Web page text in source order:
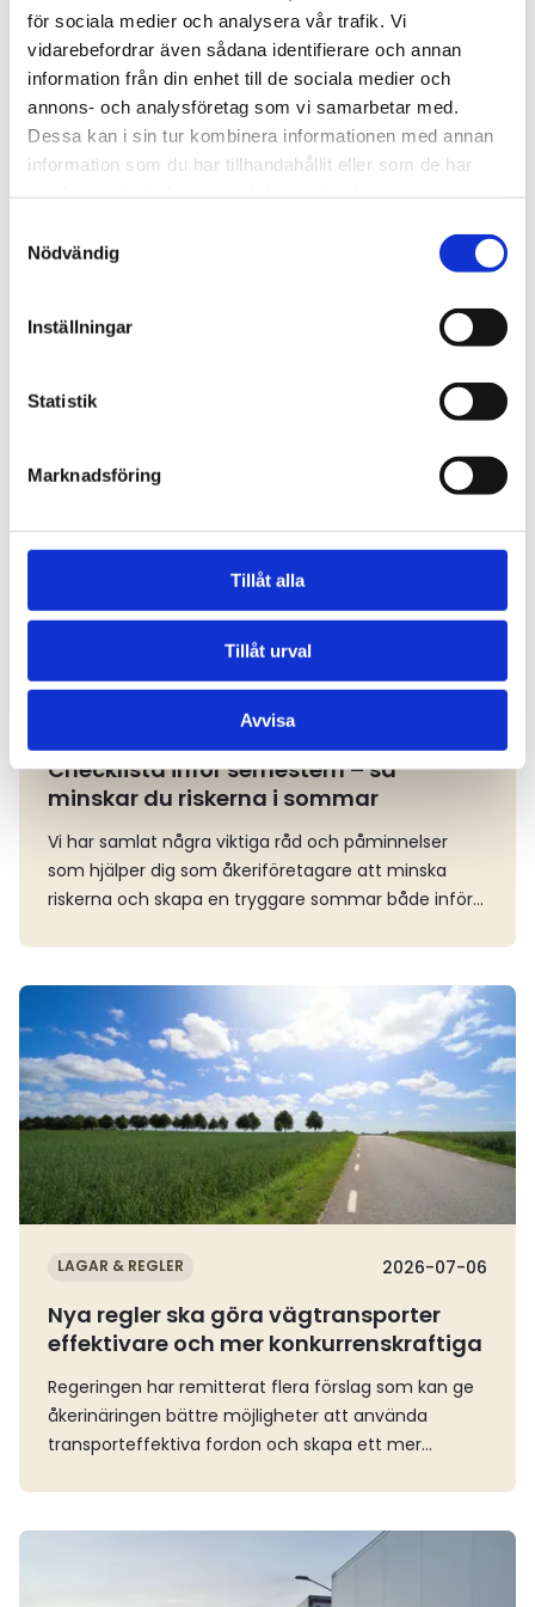
för sociala medier och analysera vår trafik. Vi
vidarebefordrar även sådana identifierare och annan
information från din enhet till de sociala medier och
annons- och analysföretag som vi samarbetar med.
Dessa kan i sin tur kombinera informationen med annan
information som du har tillhandahållit eller som de har
Nödvändig
Inställningar
Statistik
Marknadsföring
Tillåt alla
Tillåt urval
Avvisa
Åkerinäringen står redo att samarbeta med politiken,
myndigheter och fordonstillverkare för att möjliggöra den
gröna omställningen. Med rätt förutsättningar, relevanta
styrmedel och effektiva samarbetsåtgärder kan vi både
öka tempot i omställningen och utveckla
konkurrenskraften för klimateffektiva vägtransporter.
VD, Sveriges Åkeriföretag
Checklista inför semestern – så
minskar du riskerna i sommar
Vi har samlat några viktiga råd och påminnelser
som hjälper dig som åkeriföretagare att minska
riskerna och skapa en tryggare sommar både inför
eller planerar semestern finns det flera enkla
åtgärder som kan bidra till en säkrare verksamhet
och göra stor skillnad.
LAGAR & REGLER 2026-07-06
Nya regler ska göra vägtransporter
effektivare och mer konkurrenskraftiga
Regeringen har remitterat flera förslag som kan ge
åkerinäringen bättre möjligheter att använda
transporteffektiva fordon och skapa ett mer
näringen har drivit under lång tid.Särskilt
betydelsefullt är förslaget om förändrade regler för
lastbilsekipage som är längre än 24 meter. Genom
Läs mer
Läs mer